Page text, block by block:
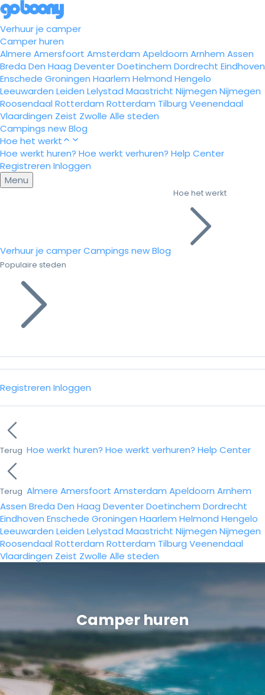
Verhuur je camper
Camper huren
Almere Amersfoort Amsterdam Apeldoorn Arnhem Assen
Breda Den Haag DeventerDoetinchem Dordrecht Eindhoven
Enschede Groningen Haarlem Helmond Hengelo
Leeuwarden Leiden Lelystad Maastricht Nijmegen Nijmegen
Roosendaal Rotterdam Rotterdam Tilburg Veenendaal
Vlaardingen Zeist Zwolle Alle steden
Campings newBlog
Hoe het werkt
Hoe werkt huren? Hoe werkt verhuren? Help Center
Registreren Inloggen
Menu
Verhuur je camperCampings newBlog
Hoe het werkt
Populaire steden
Registreren Inloggen
Terug Hoe werkt huren? Hoe werkt verhuren? Help Center
Terug Almere Amersfoort Amsterdam Apeldoorn Arnhem
Assen Breda Den Haag DeventerDoetinchem Dordrecht
Eindhoven Enschede Groningen Haarlem Helmond Hengelo
Leeuwarden Leiden Lelystad Maastricht Nijmegen Nijmegen
Roosendaal Rotterdam Rotterdam Tilburg Veenendaal
Vlaardingen Zeist Zwolle Alle steden
Camper huren